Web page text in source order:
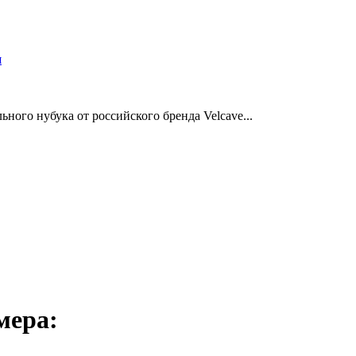
нубука от российского бренда Velcave...